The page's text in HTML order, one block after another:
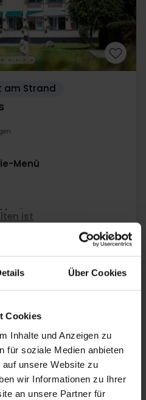
Über Cookies
Cookies
Inhalte und Anzeigen zu
für soziale Medien anbieten
unsere Website zu
wir Informationen zu Ihrer
an unsere Partner für
am Strand
Menü
ist
Gesamt 306,-
Okt
1